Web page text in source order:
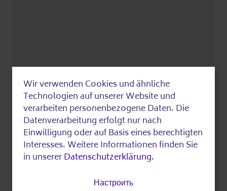
Показать в Google Maps
Кто?
Use
of
personal
data
and
Wir verwenden Cookies und ähnliche
Technologien auf unserer Website und
verarbeiten personenbezogene Daten. Die
Datenverarbeitung erfolgt nur nach
Einwilligung oder auf Basis eines berechtigten
Interesses. Weitere Informationen finden Sie
in unsererDatenschutzerklärung.
Настроить